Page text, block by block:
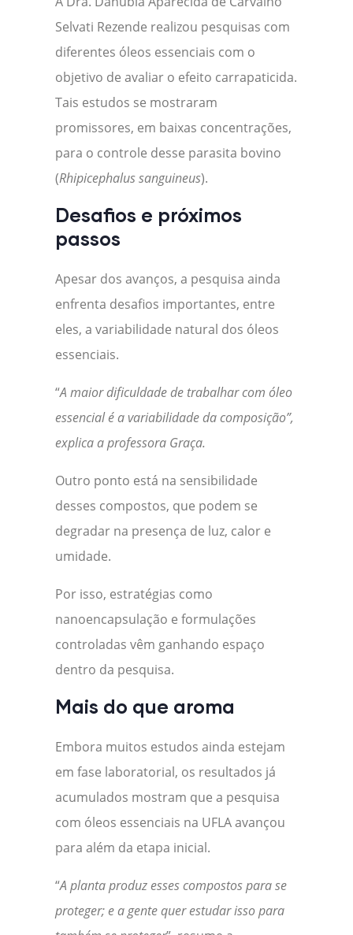
Selvati Rezende realizou pesquisas com
diferentes óleos essenciais com o
objetivo de avaliar o efeito carrapaticida.
Tais estudos se mostraram
promissores, em baixas concentrações,
para o controle desse parasita bovino
(Rhipicephalus sanguineus).
Desafios e próximos
passos
Apesar dos avanços, a pesquisa ainda
enfrenta desafios importantes, entre
eles, a variabilidade natural dos óleos
essenciais.
“A maior dificuldade de trabalhar com óleo
essencial é a variabilidade da composição”,
explica a professora Graça.
Outro ponto está na sensibilidade
desses compostos, que podem se
degradar na presença de luz, calor e
umidade.
Por isso, estratégias como
nanoencapsulação e formulações
controladas vêm ganhando espaço
dentro da pesquisa.
Mais do que aroma
Embora muitos estudos ainda estejam
em fase laboratorial, os resultados já
acumulados mostram que a pesquisa
com óleos essenciais na UFLA avançou
para além da etapa inicial.
“A planta produz esses compostos para se
proteger; e a gente quer estudar isso para